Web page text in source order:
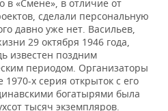
в «Смене», в отличие от
сделали персональную
давно уже нет. Васильев,
29 октября 1946 года,
известен поздним
периодом. Организаторы
х серия открыток с его
богатырями была
тысяч экземпляров.